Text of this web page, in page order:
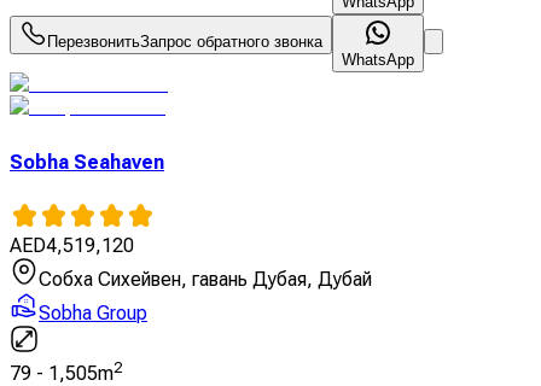
ПерезвонитьЗапрос обратного звонка
WhatsApp
Sobha Seahaven
AED4,519,120
Собха Сихейвен, гавань Дубая, Дубай
Sobha Group
79 - 1,505m2